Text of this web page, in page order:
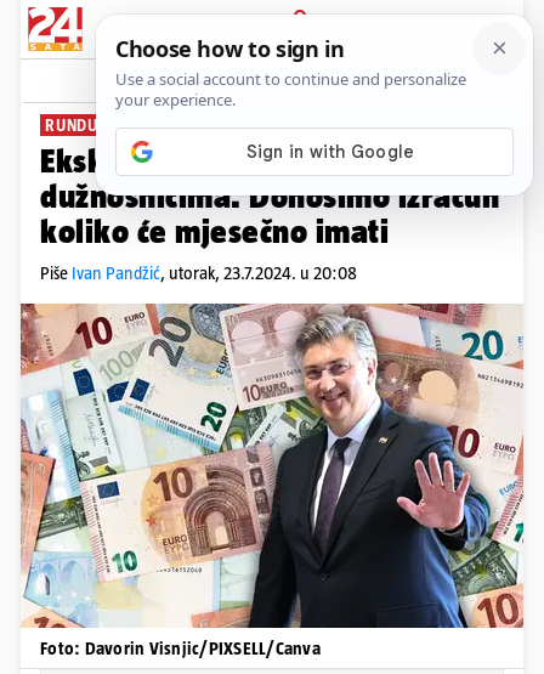
PRIJAVA
News Komentari
RUNDU MENI PA DAJ SVIMA PLUS+
Ekskluzivno: Dižu se plaće
dužnosnicima. Donosimo izračun
koliko će mjesečno imati
Piše Ivan Pandžić, utorak, 23.7.2024. u 20:08
Foto: Davorin Visnjic/PIXSELL/Canva